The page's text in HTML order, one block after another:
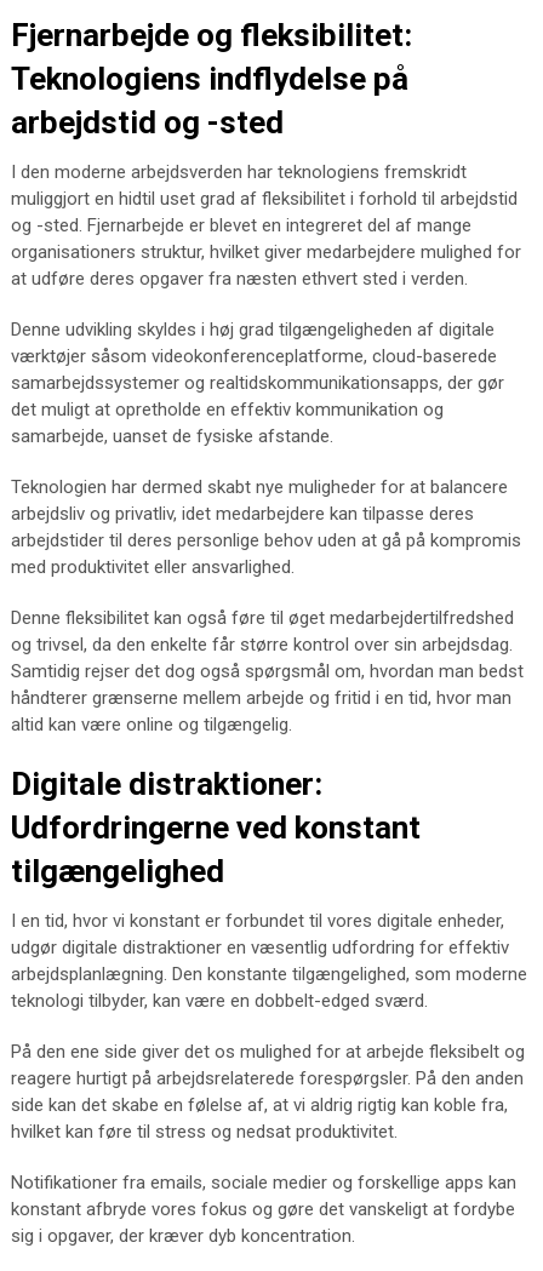
Fjernarbejde og fleksibilitet:
Teknologiens indflydelse på
arbejdstid og -sted
I den moderne arbejdsverden har teknologiens fremskridt
muliggjort en hidtil uset grad af fleksibilitet i forhold til arbejdstid
og -sted. Fjernarbejde er blevet en integreret del af mange
organisationers struktur, hvilket giver medarbejdere mulighed for
at udføre deres opgaver fra næsten ethvert sted i verden.
Denne udvikling skyldes i høj grad tilgængeligheden af digitale
værktøjer såsom videokonferenceplatforme, cloud-baserede
samarbejdssystemer og realtidskommunikationsapps, der gør
det muligt at opretholde en effektiv kommunikation og
samarbejde, uanset de fysiske afstande.
Teknologien har dermed skabt nye muligheder for at balancere
arbejdsliv og privatliv, idet medarbejdere kan tilpasse deres
arbejdstider til deres personlige behov uden at gå på kompromis
med produktivitet eller ansvarlighed.
Denne fleksibilitet kan også føre til øget medarbejdertilfredshed
og trivsel, da den enkelte får større kontrol over sin arbejdsdag.
Samtidig rejser det dog også spørgsmål om, hvordan man bedst
håndterer grænserne mellem arbejde og fritid i en tid, hvor man
altid kan være online og tilgængelig.
Digitale distraktioner:
Udfordringerne ved konstant
tilgængelighed
I en tid, hvor vi konstant er forbundet til vores digitale enheder,
udgør digitale distraktioner en væsentlig udfordring for effektiv
arbejdsplanlægning. Den konstante tilgængelighed, som moderne
teknologi tilbyder, kan være en dobbelt-edged sværd.
På den ene side giver det os mulighed for at arbejde fleksibelt og
reagere hurtigt på arbejdsrelaterede forespørgsler. På den anden
side kan det skabe en følelse af, at vi aldrig rigtig kan koble fra,
hvilket kan føre til stress og nedsat produktivitet.
Notifikationer fra emails, sociale medier og forskellige apps kan
konstant afbryde vores fokus og gøre det vanskeligt at fordybe
sig i opgaver, der kræver dyb koncentration.